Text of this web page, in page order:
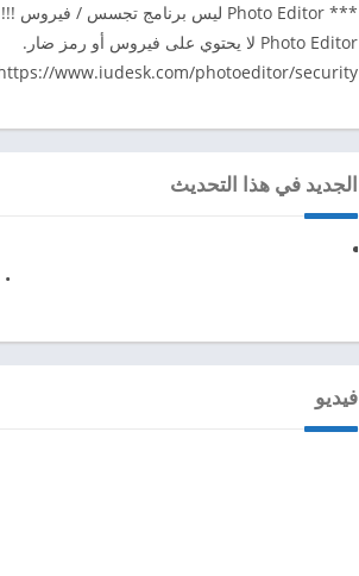
*** Photo Editor ليس برنامج تجسس / فيروس !!!‬
Photo Editor لا يحتوي على فيروس أو رمز ضار.‬
www.iudesk.com/photoeditor/security‬
الجديد في هذا التحديث
فيديو